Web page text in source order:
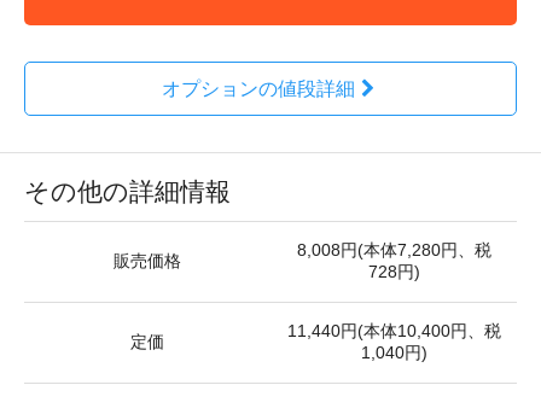
オプションの値段詳細
その他の詳細情報
販売価格
8,008円(本体7,280円、税
728円)
定価
11,440円(本体10,400円、税
1,040円)